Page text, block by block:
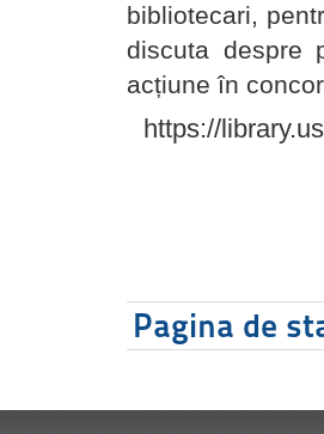
bibliotecari,
discuta despre
acțiune în
https://
Pagina de